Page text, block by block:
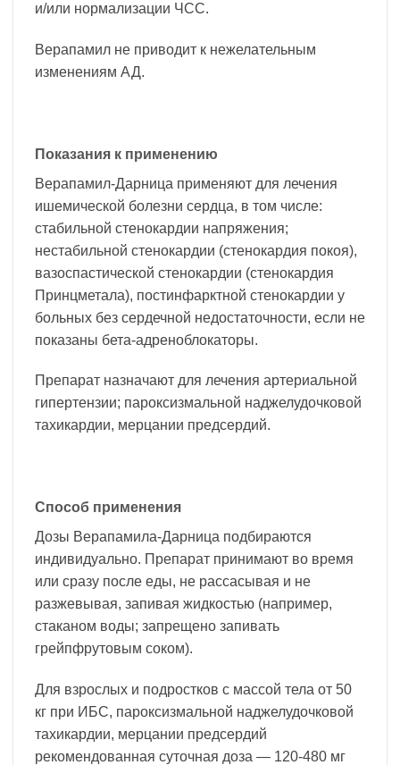
и/или нормализации ЧСС.
Верапамил не приводит к нежелательным
изменениям АД.
Показания к применению
Верапамил-Дарница применяют для лечения
ишемической болезни сердца, в том числе:
стабильной стенокардии напряжения;
нестабильной стенокардии (стенокардия покоя),
вазоспастической стенокардии (стенокардия
Принцметала), постинфарктной стенокардии у
больных без сердечной недостаточности, если не
показаны бета-адреноблокаторы.
Препарат назначают для лечения артериальной
гипертензии; пароксизмальной наджелудочковой
тахикардии, мерцании предсердий.
Способ применения
Дозы Верапамила-Дарница подбираются
индивидуально. Препарат принимают во время
или сразу после еды, не рассасывая и не
разжевывая, запивая жидкостью (например,
стаканом воды; запрещено запивать
грейпфрутовым соком).
Для взрослых и подростков с массой тела от 50
кг при ИБС, пароксизмальной наджелудочковой
тахикардии, мерцании предсердий
рекомендованная суточная доза — 120-480 мг